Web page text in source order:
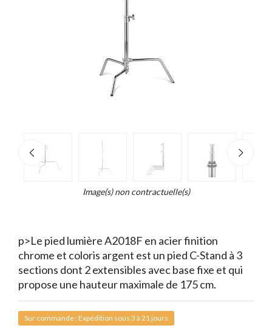
Image(s) non contractuelle(s)
p>Le pied lumière A2018F en acier finition
chrome et coloris argent est un pied C-Stand à 3
sections dont 2 extensibles avec base fixe et qui
propose une hauteur maximale de 175 cm.
Sur commande : Expédition sous 3 à 21 jours